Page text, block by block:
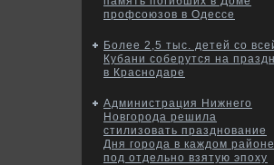
профсоюзов в Одессе
Более 2,5 тыс. детей со
Кубани соберутся на
в Краснодаре
Администрация Нижнего
Новгорода решила
стилизовать празднование
Дня города в каждом районе
под отдельно взятую эпоху